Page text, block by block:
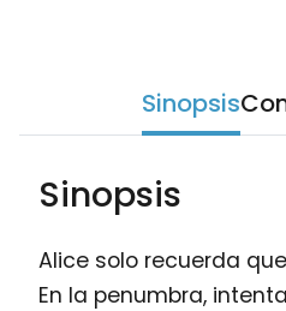
Sinopsis
Sinopsis
Alice solo recuerda
En la penumbra,